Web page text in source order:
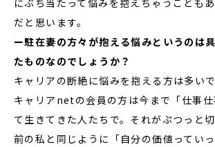
にぶち当たって悩みを抱えちゃうことも
だと思います。
ー駐在妻の方々が抱える悩みというのは
たものなのでしょうか？
キャリアの断絶に悩みを抱える方は多い
キャリアnetの会員の方は今まで「仕事仕
て生きてきた人たちで。それがぷつっと
前の私と同じように「自分の価値ってい